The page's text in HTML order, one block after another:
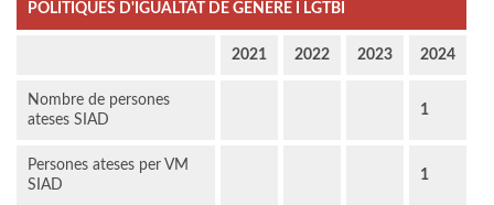
POLÍTIQUES D'IGUALTAT DE GENERE I LGTBI
2021 2022 2023 2024
Nombre de persones
ateses SIAD
1
Persones ateses per VM
SIAD
1